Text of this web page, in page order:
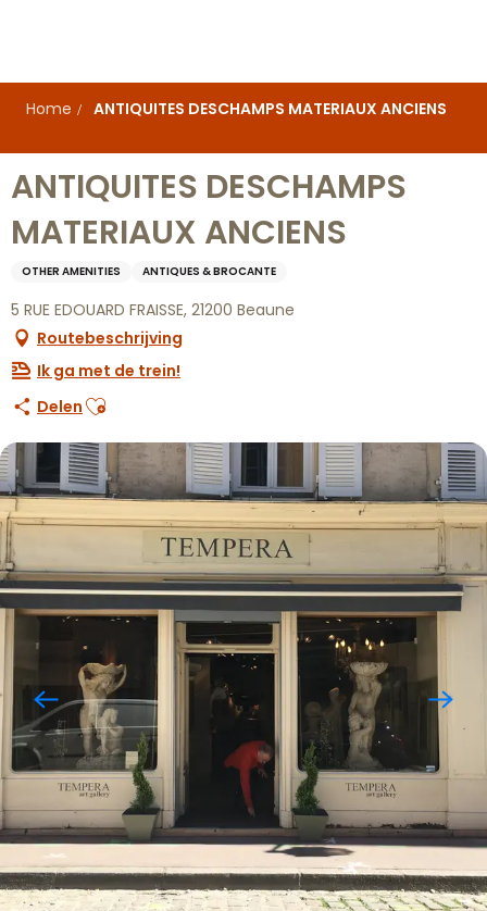
principal
Home
ANTIQUITES DESCHAMPS MATERIAUX ANCIENS
ANTIQUITES DESCHAMPS
MATERIAUX ANCIENS
OTHER AMENITIES ANTIQUES & BROCANTE
5 RUE EDOUARD FRAISSE, 21200 Beaune
Routebeschrijving
Ik ga met de trein!
Delen Ajouter aux favoris